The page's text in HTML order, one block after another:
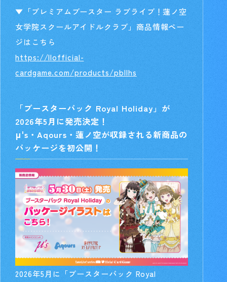
▼「プレミアムブースター ラブライブ！蓮ノ空
女学院スクールアイドルクラブ」商品情報ペー
ジはこちら
https://llofficial-
cardgame.com/products/pbllhs
「ブースターパック Royal Holiday」が
2026年5月に発売決定！
μ's・Aqours・蓮ノ空が収録される新商品の
パッケージを初公開！
2026年5月に「ブースターパック Royal